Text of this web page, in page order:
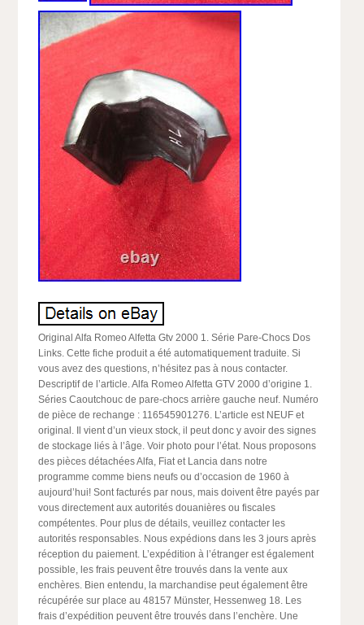
Original Alfa Romeo Alfetta Gtv 2000 1. Série Pare-Chocs Dos
Links. Cette fiche produit a été automatiquement traduite. Si
vous avez des questions, n’hésitez pas à nous contacter.
Descriptif de l’article. Alfa Romeo Alfetta GTV 2000 d’origine 1.
Séries Caoutchouc de pare-chocs arrière gauche neuf. Numéro
de pièce de rechange : 116545901276. L’article est NEUF et
original. Il vient d’un vieux stock, il peut donc y avoir des signes
de stockage liés à l’âge. Voir photo pour l’état. Nous proposons
des pièces détachées Alfa, Fiat et Lancia dans notre
programme comme biens neufs ou d’occasion de 1960 à
aujourd’hui! Sont facturés par nous, mais doivent être payés par
vous directement aux autorités douanières ou fiscales
compétentes. Pour plus de détails, veuillez contacter les
autorités responsables. Nous expédions dans les 3 jours après
réception du paiement. L’expédition à l’étranger est également
possible, les frais peuvent être trouvés dans la vente aux
enchères. Bien entendu, la marchandise peut également être
récupérée sur place au 48157 Münster, Hessenweg 18. Les
frais d’expédition peuvent être trouvés dans l’enchère. Une